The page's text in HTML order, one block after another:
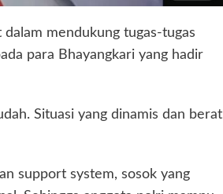
mendukung tugas-tugas
para Bhayangkari yang hadir
Situasi yang dinamis dan berat
support system, sosok yang